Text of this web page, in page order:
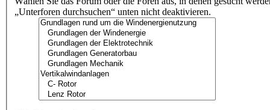
„Unterforen durchsuchen“ unten nicht deaktivieren.